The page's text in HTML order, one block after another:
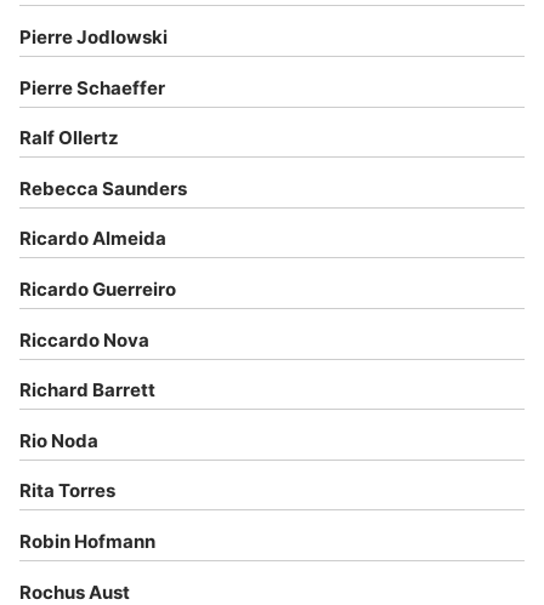
Pierre Jodlowski
Pierre Schaeffer
Ralf Ollertz
Rebecca Saunders
Ricardo Almeida
Ricardo Guerreiro
Riccardo Nova
Richard Barrett
Rio Noda
Rita Torres
Robin Hofmann
Rochus Aust